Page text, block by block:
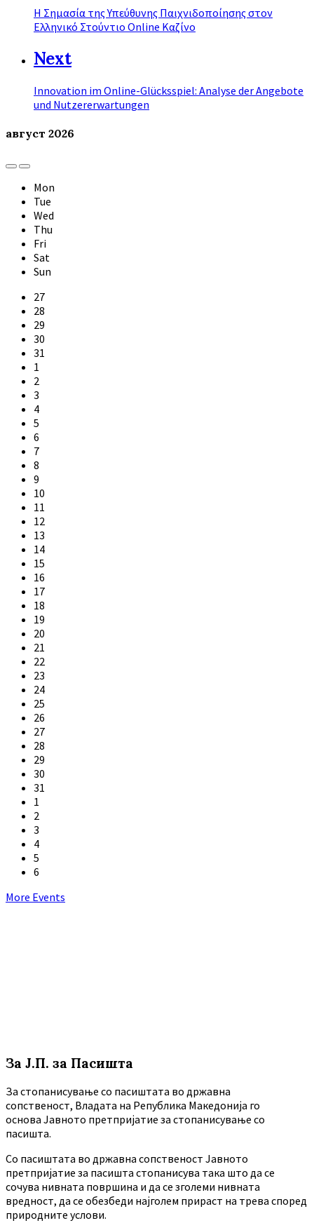
Η Σημασία της Υπεύθυνης Παιχνιδοποίησης στον
Ελληνικό Στούντιο Online Καζίνο
Next
Innovation im Online-Glücksspiel: Analyse der Angebote
und Nutzererwartungen
август 2026
Previous
Month
Next
Month
Mon
Tue
Wed
Thu
Fri
Sat
Sun
Skip
calendar
days
27
28
29
30
31
1
2
3
4
5
6
7
8
9
10
11
12
13
14
15
16
17
18
19
20
21
22
23
24
25
26
27
28
29
30
31
1
2
3
4
5
6
Back
More Events
За Ј.П. за Пасишта
За стопанисување со пасиштата во државна
сопственост, Владата на Република Македонија го
основа Јавното претпријатие за стопанисување со
пасишта.
Co пасиштата во државна сопственост Јавното
претпријатие за пасишта стопанисува така што да се
сочува нивната површина и да се зголеми нивната
вредност, да се обезбеди најголем прираст на трева според
природните услови.